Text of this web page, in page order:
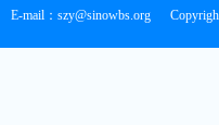
E-mail：szy@sinowbs.org